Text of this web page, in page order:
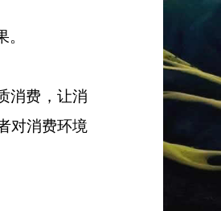
。
消费，让消
对消费环境